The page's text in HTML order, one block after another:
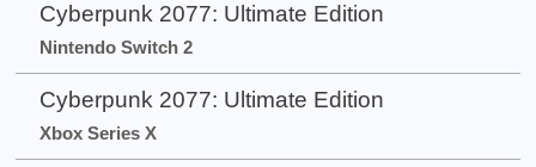
Cyberpunk 2077: Ultimate Edition
Nintendo Switch 2
Cyberpunk 2077: Ultimate Edition
Xbox Series X